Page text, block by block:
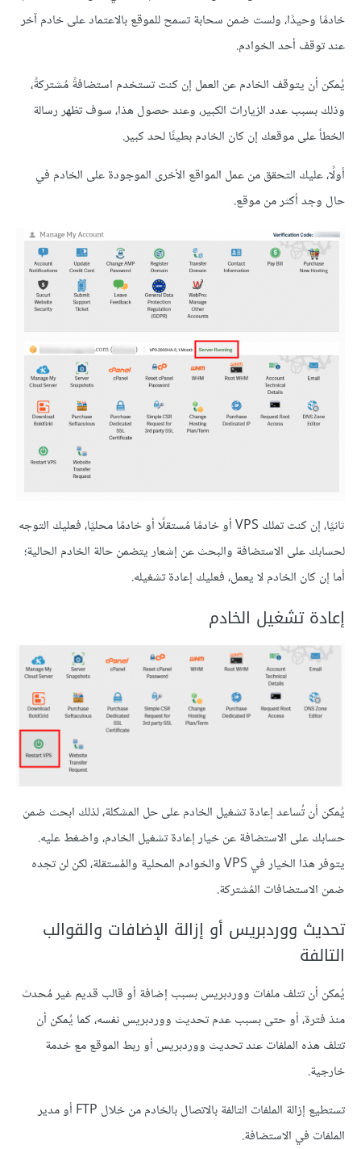
خادمًا وحيدًا، ولست ضمن سحابة تسمح للموقع بالاعتماد على خادم آخر
عند توقف أحد الخوادم.
يُمكن أن يتوقف الخادم عن العمل إن كنت تستخدم استضافةً مُشتركةً،
وذلك بسبب عدد الزيارات الكبير، وعند حصول هذا، سوف تظهر رسالة
الخطأ على موقعك إن كان الخادم بطيئًا لحد كبير.
أولًا، عليك التحقق من عمل المواقع الأخرى الموجودة على الخادم في
حال وجد أكثر من موقع.
ثانيًا، إن كنت تملك VPS أو خادمًا مُستقلًا أو خادمًا محليًا، فعليك التوجه
لحسابك على الاستضافة والبحث عن إشعار يتضمن حالة الخادم الحالية؛
أما إن كان الخادم لا يعمل، فعليك إعادة تشغيله.
إعادة تشغيل الخادم
يُمكن أن تُساعد إعادة تشغيل الخادم على حل المشكلة، لذلك ابحث ضمن
حسابك على الاستضافة عن خيار إعادة تشغيل الخادم، واضغط عليه.
يتوفر هذا الخيار في VPS والخوادم المحلية والمُستقلة، لكن لن تجده
ضمن الاستضافات المُشتركة.
تحديث ووردبريس أو إزالة الإضافات والقوالب
التالفة
يُمكن أن تتلف ملفات ووردبريس بسبب إضافة أو قالب قديم غير مُحدث
منذ فترة، أو حتى بسبب عدم تحديث ووردبريس نفسه، كما يُمكن أن
تتلف هذه الملفات عند تحديث ووردبريس أو ربط الموقع مع خدمة
خارجية.
تستطيع إزالة الملفات التالفة بالاتصال بالخادم من خلال FTP أو مدير
الملفات في الاستضافة.